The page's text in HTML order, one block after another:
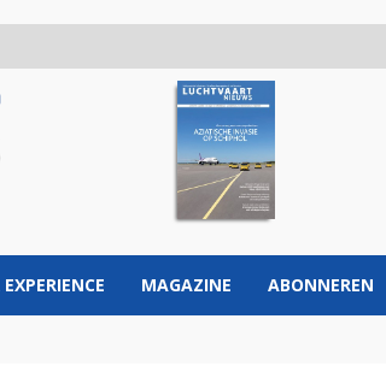
EXPERIENCE MAGAZINE ABONNEREN